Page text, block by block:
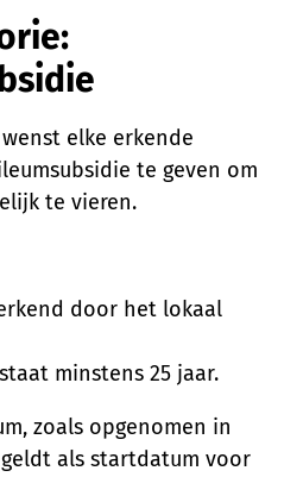
elke erkende
te geven om
te vieren.
door het lokaal
minstens 25 jaar.
zoals opgenomen in
als startdatum voor